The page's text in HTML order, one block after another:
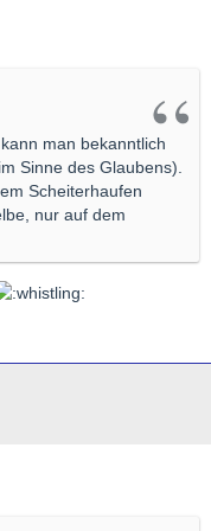
man bekanntlich
Sinne des Glaubens).
Scheiterhaufen
nur auf dem